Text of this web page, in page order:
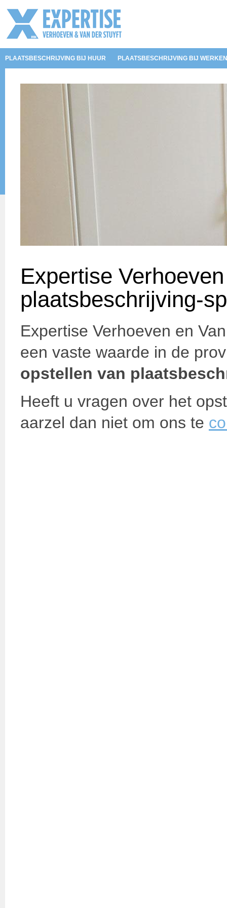
PLAATSBESCHRIJVING BIJ HUUR PLAATSBESCHRIJVING BIJ WERKEN
Expertise
plaatsbeschrijving-
Expertise Verhoeven en
een vaste waarde in de
opstellen van
Heeft u vragen over het
aarzel dan niet om ons te